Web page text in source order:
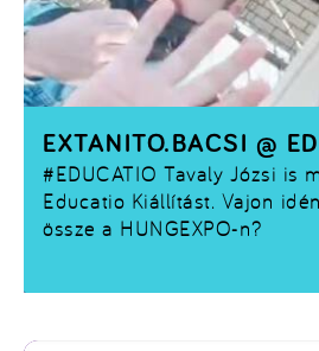
#EDUCATIO Tavaly Józsi is
Educatio Kiállítást. Vajon
össze a HUNGEXPO-n?
EXTANITO.BACSI @